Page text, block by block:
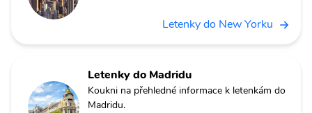
Letenky do New Yorku
Letenky do Madridu
Koukni na přehledné informace k letenkám do
Madridu.